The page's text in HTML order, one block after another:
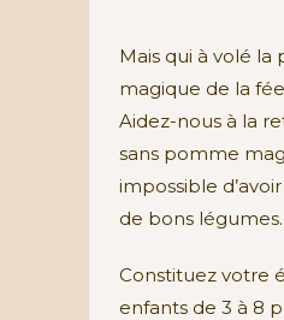
Mais qui à volé la
magique de la
Aidez-nous à la
sans pomme
impossible
de bons
Constituez votre
enfants de 3 à 8